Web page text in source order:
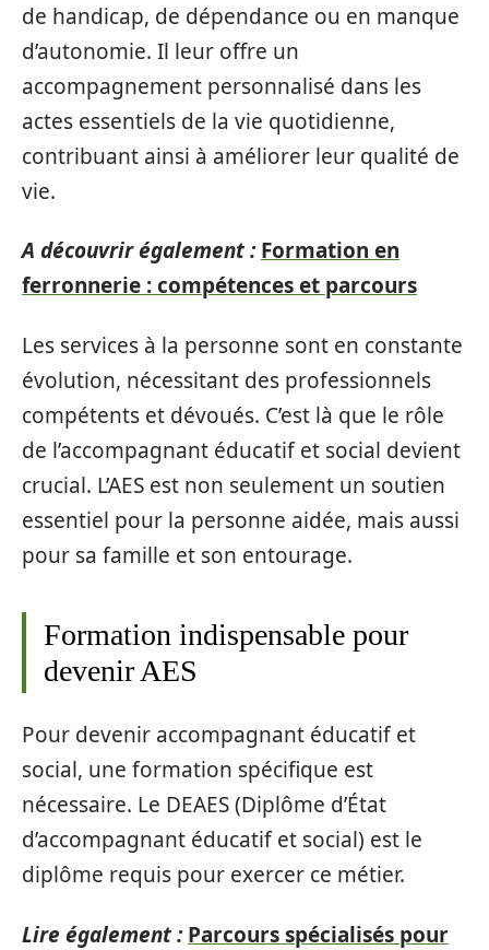
de handicap, de dépendance ou en manque
d’autonomie. Il leur offre un
accompagnement personnalisé dans les
actes essentiels de la vie quotidienne,
contribuant ainsi à améliorer leur qualité de
vie.
A découvrir également : Formation en
ferronnerie : compétences et parcours
Les services à la personne sont en constante
évolution, nécessitant des professionnels
compétents et dévoués. C’est là que le rôle
de l’accompagnant éducatif et social devient
crucial. L’AES est non seulement un soutien
essentiel pour la personne aidée, mais aussi
pour sa famille et son entourage.
Formation indispensable pour
devenir AES
Pour devenir accompagnant éducatif et
social, une formation spécifique est
nécessaire. Le DEAES (Diplôme d’État
d’accompagnant éducatif et social) est le
diplôme requis pour exercer ce métier.
Lire également : Parcours spécialisés pour